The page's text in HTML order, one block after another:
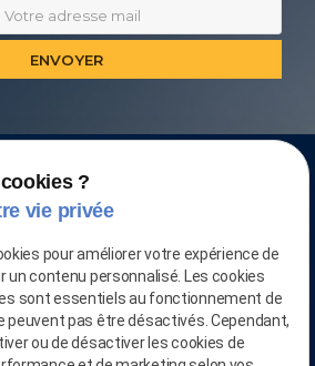
?
vie privée
pour améliorer votre expérience de
contenu personnalisé. Les cookies
sont essentiels au fonctionnement de
peuvent pas être désactivés. Cependant,
ou de désactiver les cookies de